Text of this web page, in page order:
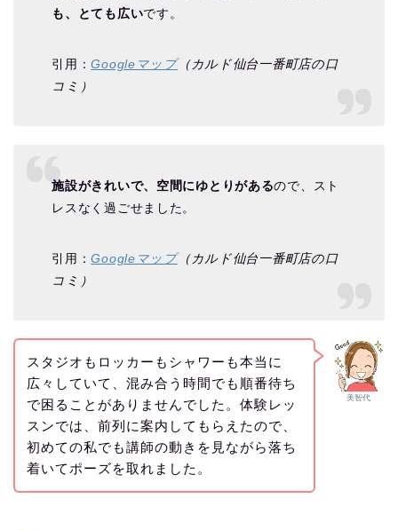
も、とても広いです。
引用：Googleマップ（カルド仙台一番町店の口
コミ）
施設がきれいで、空間にゆとりがあるので、スト
レスなく過ごせました。
引用：Googleマップ（カルド仙台一番町店の口
コミ）
美智代
スタジオもロッカーもシャワーも本当に
広々していて、混み合う時間でも順番待ち
で困ることがありませんでした。体験レッ
スンでは、前列に案内してもらえたので、
初めての私でも講師の動きを見ながら落ち
着いてポーズを取れました。